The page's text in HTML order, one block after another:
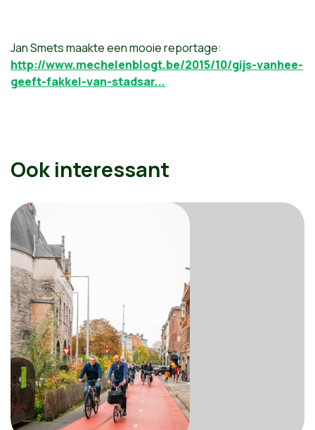
Jan Smets maakte een mooie reportage:
http://www.mechelenblogt.be/2015/10/gijs-vanhee-
geeft-fakkel-van-stadsar...
Ook interessant